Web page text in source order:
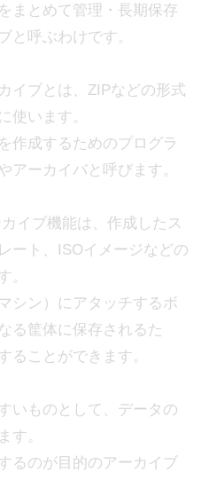
まとめて管理・長期保存
と呼ぶわけです。
イブとは、ZIPなどの形式
使います。
作成するためのプログラ
アーカイバと呼びます。
イブ機能は、作成したス
ート、ISOイメージなどの
。
シン）にアタッチするボ
る筐体に保存されるた
ることができます。
いものとして、データの
す。
るのが目的のアーカイブ